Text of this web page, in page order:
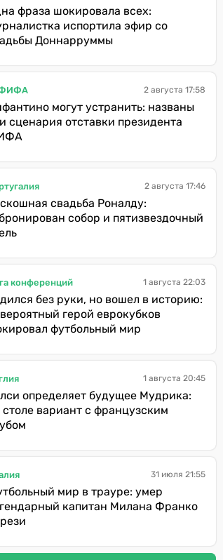
фраза шокировала всех:
испортила эфир со
Доннарруммы
2 августа 17:58
могут устранить: названы
сценария отставки президента
2 августа 17:46
свадьба Роналду:
собор и пятизвездочный
конференций 1 августа 22:03
без руки, но вошел в историю:
герой еврокубков
футбольный мир
1 августа 20:45
определяет будущее Мудрика:
столе вариант с французским
31 июля 21:55
мир в трауре: умер
капитан Милана Франко